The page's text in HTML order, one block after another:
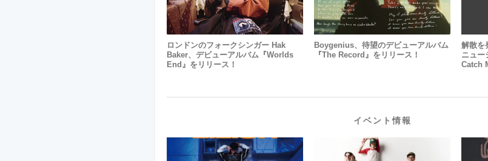
ロンドンのフォークシンガー Hak
Baker、デビューアルバム『Worlds
End』をリリース！
Boygenius、待望のデビューアルバム
『the Record』をリリース！
解散を
ニュ
Catch
イベント情報